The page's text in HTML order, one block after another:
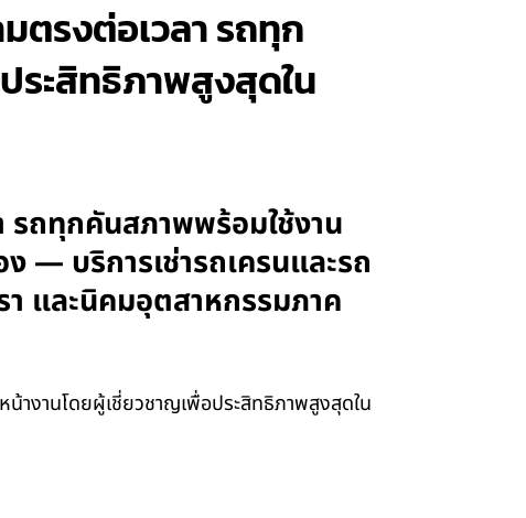
ตรงต่อเวลา รถทุก
ระสิทธิภาพสูงสุดใน
รถทุกคันสภาพพร้อมใช้งาน
— บริการเช่ารถเครนและรถ
และนิคมอุตสาหกรรมภาค
งานโดยผู้เชี่ยวชาญเพื่อประสิทธิภาพสูงสุดใน